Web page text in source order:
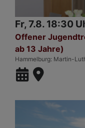
Fr, 7.8. 18:30
Offener
ab 13 Jahre)
Hammelburg Martin-